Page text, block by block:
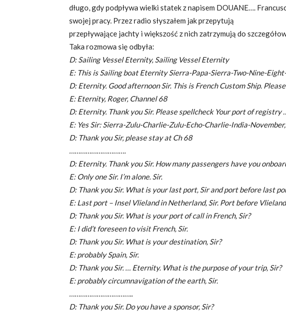
długo, gdy podpływa wielki statek z napisem DOUANE….
swojej pracy. Przez radio słyszałem jak przepytują
przepływające jachty i większość z nich zatrzymują do
Taka rozmowa się odbyła:
D: Sailing Vessel Eternity, Sailing Vessel Eternity
E: This is Sailing boat Eternity Sierra-Papa-Sierra-Two-Nine-
D: Eternity. Good afternoon Sir. This is French Custom Ship.
E: Eternity, Roger, Channel 68
D: Eternity. Thank you Sir. Please spellcheck Your port of registry
E: Yes Sir: Sierra-Zulu-Charlie-Zulu-Echo-Charlie-India-November,
D: Thank you Sir, please stay at Ch 68
………………………….
D: Eternity. Thank you Sir. How many passengers have you
E: Only one Sir. I’m alone. Sir.
D: Thank you Sir. What is your last port, Sir and port before last
E: Last port – Insel Vlieland in Netherland, Sir. Port before
D: Thank you Sir. What is your port of call in French, Sir?
E: I did’t foreseen to visit French, Sir.
D: Thank you Sir. What is your destination, Sir?
E: probably Spain, Sir.
D: Thank you Sir. … Eternity. What is the purpose of your trip, Sir?
E: probably circumnavigation of the earth, Sir.
……………………………..
D: Thank you Sir. Do you have a sponsor, Sir?